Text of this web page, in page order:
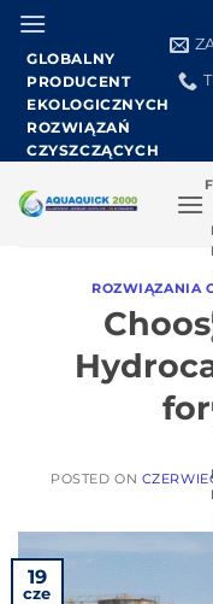
Przejdź
treści
GLOBALNY
PRODUCENT
EKOLOGICZNYCH
ROZWIĄZAŃ
CZYSZCZĄCYCH
ROZWIĄZANIA
POSTED ON
19
cze